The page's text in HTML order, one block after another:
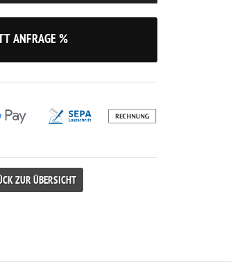
ANFRAGE %
ZUR ÜBERSICHT